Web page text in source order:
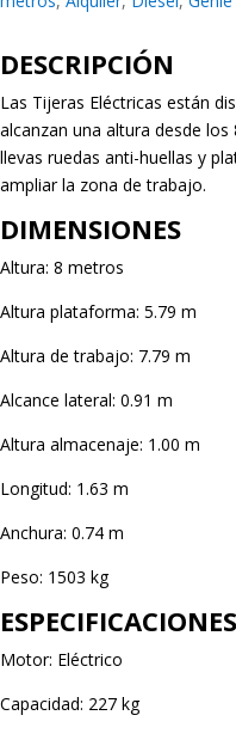
DESCRIPCIÓN
Las Tijeras Eléctricas están
alcanzan una altura desde
llevas ruedas anti-huellas y
ampliar la zona de trabajo.
DIMENSIONES
Altura: 8 metros
Altura plataforma: 5.79 m
Altura de trabajo: 7.79 m
Alcance lateral: 0.91 m
Altura almacenaje: 1.00 m
Longitud: 1.63 m
Anchura: 0.74 m
Peso: 1503 kg
Motor: Eléctrico
Capacidad: 227 kg